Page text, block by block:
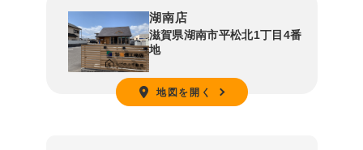
湖南店
滋賀県湖南市平松北1丁目4番
地
地図を開く